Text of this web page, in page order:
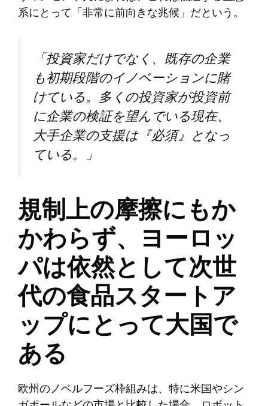
系にとって「非常に前向きな兆候」だという。
「投資家だけでなく、既存の企業
も初期段階のイノベーションに賭
けている。多くの投資家が投資前
に企業の検証を望んでいる現在、
大手企業の支援は『必須』となっ
ている。」 ​
規制上の摩擦にもか
かわらず、ヨーロッ
パは依然として次世
代の食品スタートア
ップにとって大国で
ある
欧州のノベルフーズ枠組みは、特に米国やシン